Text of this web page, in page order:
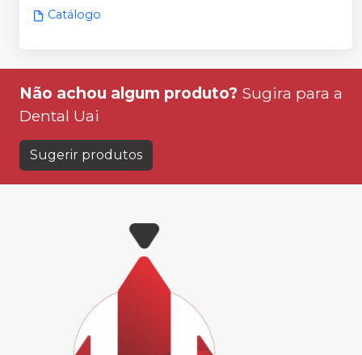
Catálogo
Não achou algum produto? Sugira para a
Dental Uai
Sugerir produtos